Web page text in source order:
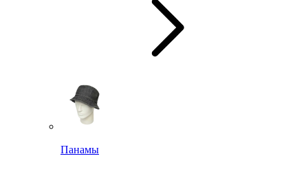
Панамы